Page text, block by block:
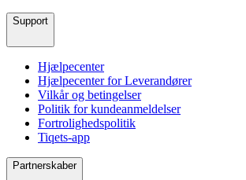
Support
Hjælpecenter
Hjælpecenter for Leverandører
Vilkår og betingelser
Politik for kundeanmeldelser
Fortrolighedspolitik
Tiqets-app
Partnerskaber